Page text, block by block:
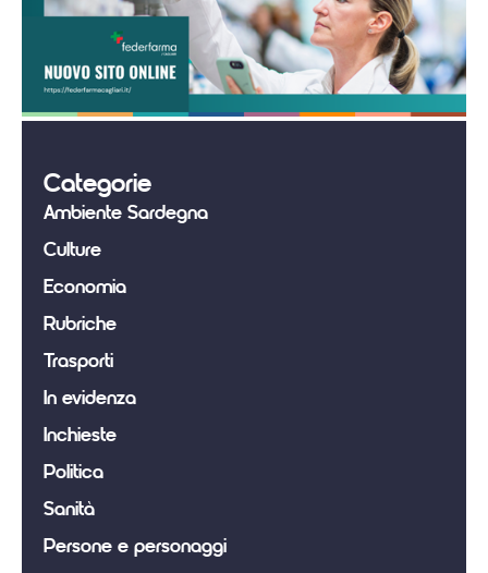
Categorie
Ambiente Sardegna
Culture
Economia
Rubriche
Trasporti
In evidenza
Inchieste
Politica
Sanità
Persone e personaggi